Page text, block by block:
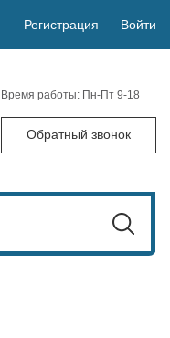
Регистрация Войти
Время работы: Пн-Пт 9-18
Обратный звонок